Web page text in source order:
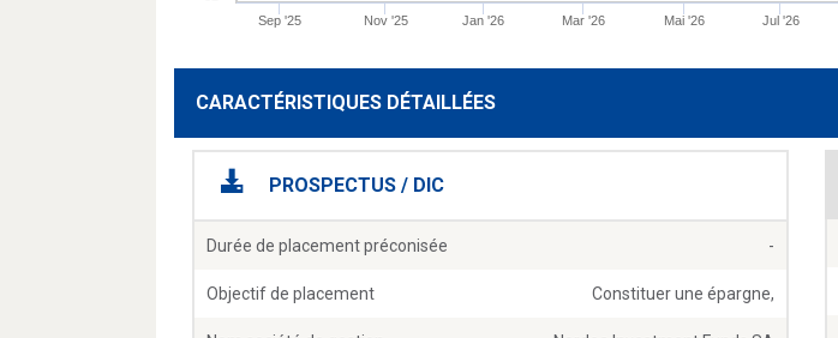
Sep '25 Nov '25 Jan '26 Mar '26 Mai '26 Jul '26
CARACTÉRISTIQUES DÉTAILLÉES
PROSPECTUS / DIC
Durée de placement préconisée -
Objectif de placement Constituer une épargne,